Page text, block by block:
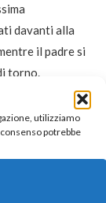
utilizziamo
potrebbe
davanti alla
il padre si
torno.
e rende il
che ci si voglia
cresce